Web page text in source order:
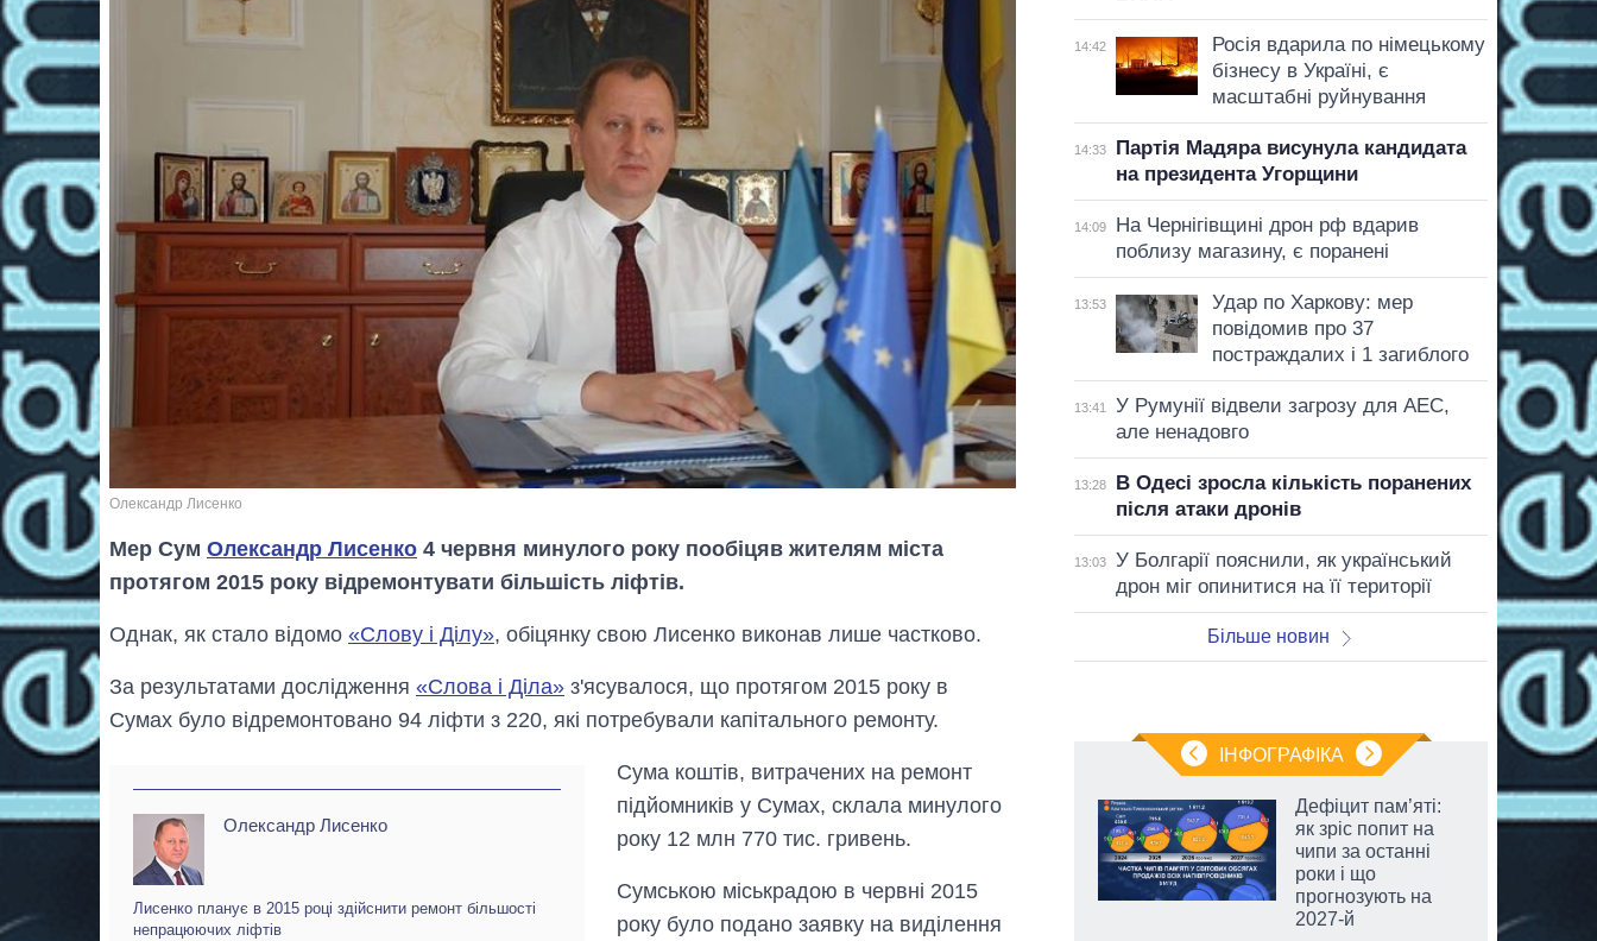
Олександр Лисенко
Мер Сум Олександр Лисенко 4 червня минулого року пообіцяв жителям міста
протягом 2015 року відремонтувати більшість ліфтів.
Однак, як стало відомо «Слову і Ділу», обіцянку свою Лисенко виконав лише частково.
За результатами дослідження «Слова і Діла» з'ясувалося, що протягом 2015 року в
Сумах було відремонтовано 94 ліфти з 220, які потребували капітального ремонту.
Олександр Лисенко
Лисенко планує в 2015 році здійснити ремонт більшості
непрацюючих ліфтів
Сума коштів, витрачених на ремонт
підйомників у Сумах, склала минулого
року 12 млн 770 тис. гривень.
Сумською міськрадою в червні 2015
року було подано заявку на виділення
14:42
Росія вдарила по німецькому
бізнесу в Україні, є
масштабні руйнування
14:33
Партія Мадяра висунула кандидата
на президента Угорщини
14:09
На Чернігівщині дрон рф вдарив
поблизу магазину, є поранені
13:53
Удар по Харкову: мер
повідомив про 37
постраждалих і 1 загиблого
13:41
У Румунії відвели загрозу для АЕС,
але ненадовго
13:28
В Одесі зросла кількість поранених
після атаки дронів
13:03
У Болгарії пояснили, як український
дрон міг опинитися на її території
Більше новин
ІНФОГРАФІКА
Як змінився
Міністерства
років війни з
росією
Дефіцит пам’яті:
як зріс попит на
чипи за останні
роки і що
прогнозують на
2027-й